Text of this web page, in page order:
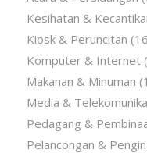
Kesihatan &
Kiosk & Peruncitan
Komputer & Internet
Makanan & Minuman
Media &
Pedagang &
Pelancongan &